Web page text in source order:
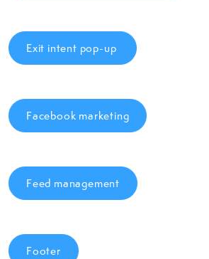
Exit intent pop-up
Facebook marketing
Feed management
Footer